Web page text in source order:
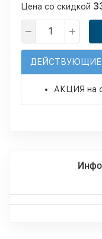
Цена со скидкой
ДЕЙСТВУЮЩИЕ
АКЦИЯ на